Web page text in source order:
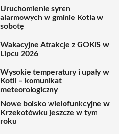
Uruchomienie syren
alarmowych w gminie Kotla w
sobotę
Wakacyjne Atrakcje z GOKiS w
Lipcu 2026
Wysokie temperatury i upały w
Kotli – komunikat
meteorologiczny
Nowe boisko wielofunkcyjne w
Krzekotówku jeszcze w tym
roku